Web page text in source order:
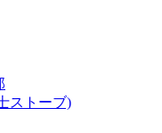
ストーブ)